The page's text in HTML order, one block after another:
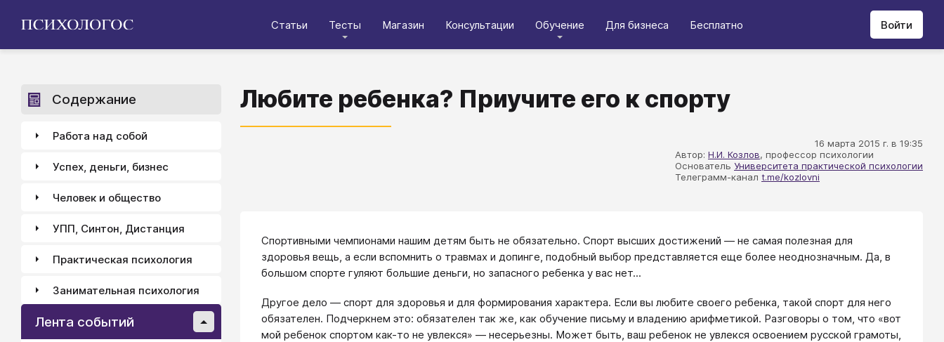
Статьи Тесты Магазин Консультации Обучение Для бизнеса Бесплатно Войти
Любите ребенка? Приучите его к спорту
16 марта 2015 г. в 19:35
Автор: Н.И. Козлов, профессор психологии
Основатель Университета практической психологии
Телеграмм-канал t.me/kozlovni
Спортивными чемпионами нашим детям быть не обязательно. Спорт высших достижений — не самая полезная для
здоровья вещь, а если вспомнить о травмах и допинге, подобный выбор представляется еще более неоднозначным. Да, в
большом спорте гуляют большие деньги, но запасного ребенка у вас нет...
Другое дело — спорт для здоровья и для формирования характера. Если вы любите своего ребенка, такой спорт для него
обязателен. Подчеркнем это: обязателен так же, как обучение письму и владению арифметикой. Разговоры о том, что «вот
мой ребенок спортом как-то не увлекся» — несерьезны. Может быть, ваш ребенок не увлекся освоением русской грамоты,
Содержание
Работа над собой
Успех, деньги, бизнес
Человек и общество
УПП, Синтон, Дистанция
Практическая психология
Занимательная психология
Лента событий